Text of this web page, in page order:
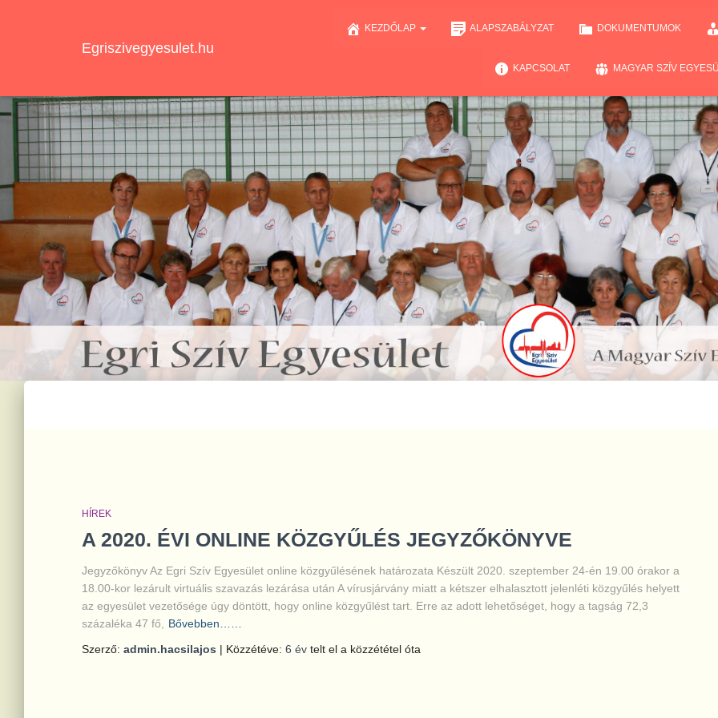
Egriszivegyesulet.hu
KEZDŐLAP ALAPSZABÁLYZAT DOKUMENTUMOK
KAPCSOLAT MAGYAR SZÍV
HÍREK
A 2020. ÉVI ONLINE KÖZGYŰLÉS JEGYZŐKÖNYVE
Jegyzőkönyv Az Egri Szív Egyesület online közgyűlésének határozata Készült 2020. szeptember 24-én 19.00 órakor a
18.00-kor lezárult virtuális szavazás lezárása után A vírusjárvány miatt a kétszer elhalasztott jelenléti közgyűlés helyett
az egyesület vezetősége úgy döntött, hogy online közgyűlést tart. Erre az adott lehetőséget, hogy a tagság 72,3
százaléka 47 fő,
Bővebben……
Szerző: admin.hacsilajos | Közzétéve: 6 év telt el a közzététel óta